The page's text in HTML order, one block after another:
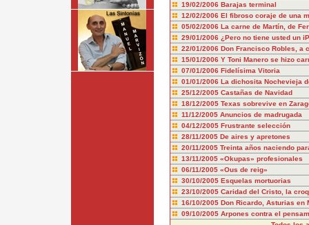
19/02/2006 Barajas terminal
12/02/2006 El fibroso coraje de una
05/02/2006 La carne de Martín, de
29/01/2006 ¿Pero no tiene usted un
22/01/2006 Don Francisco Robles, a
15/01/2006 Y Toni Manero se hizo
07/01/2006 Fidelísima Vitoria
01/01/2006 La dichosita Nochevieja
25/12/2005 Castañas de Navidad
18/12/2005 Texas sobrevive en
11/12/2005 Anuncios de madrugada
04/12/2005 Frustrante selección
28/11/2005 De aires y apretones
20/11/2005 Treinta años naciendo
13/11/2005 «Okupas» profesionales
06/11/2005 «Ous de reig»
30/10/2005 Esquelas mortuorias
23/10/2005 Caridad del Cristo, la
16/10/2005 Don Ricardo, Asturias en
09/10/2005 Arpones contra el